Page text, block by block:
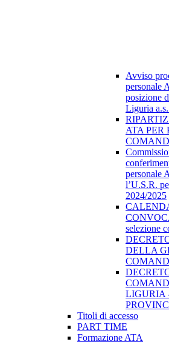
Avviso
personale
posizione
Liguria
ATA PER
personale
l’U.S.R.
2024/2025
selezione
DELLA
LIGURIA
Titoli di accesso
PART TIME
Formazione ATA